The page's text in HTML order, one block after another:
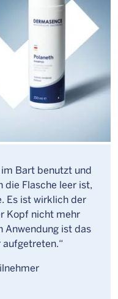
Bart benutzt und
die Flasche leer ist,
Es ist wirklich der
Kopf nicht mehr
ist das